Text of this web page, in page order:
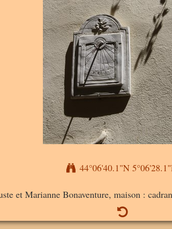
44°06'40.1"N
et Marianne Bonaventure, maison :